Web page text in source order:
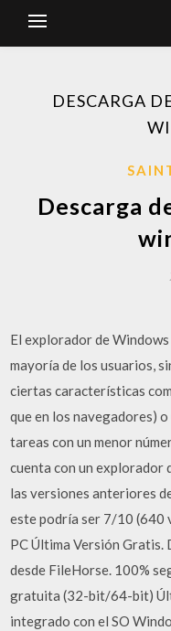
DESCARGA
Descarga
El explorador de
mayoría de los usuarios,
ciertas características
que en los navegadores)
tareas con un menor
cuenta con un explorador
las versiones anteriores
este podría ser 7/10 (640
PC Última Versión Gratis.
desde FileHorse. 100%
gratuita (32-bit/64-bit)
integrado con el SO